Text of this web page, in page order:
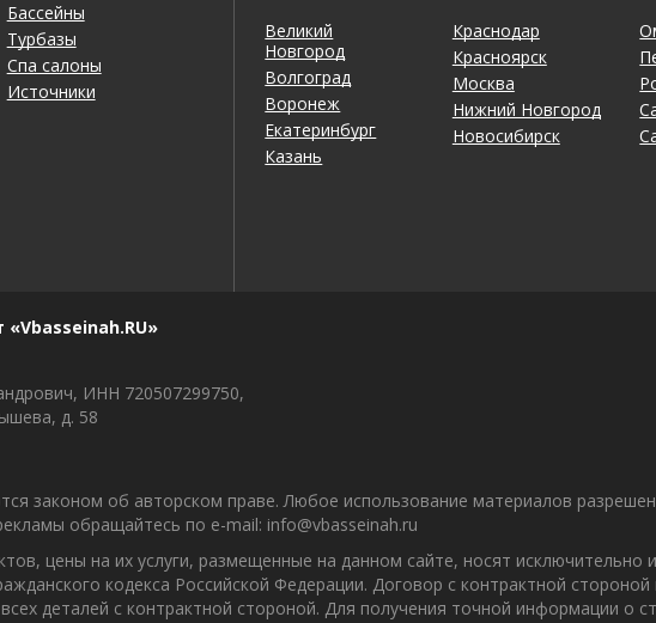
Бассейны
Турбазы
Спа салоны
Источники
Великий
Новгород
Волгоград
Воронеж
Екатеринбург
Казань
Краснодар
Красноярск
Москва
Нижний Новгород
Новосибирск
ИНН 720507299750,
д. 58
законом об авторском праве. Любое использование материалов
обращайтесь по e-mail: info@vbasseinah.ru
цены на их услуги, размещенные на данном сайте, носят
кодекса Российской Федерации. Договор с контрактной
деталей с контрактной стороной. Для получения точной информации